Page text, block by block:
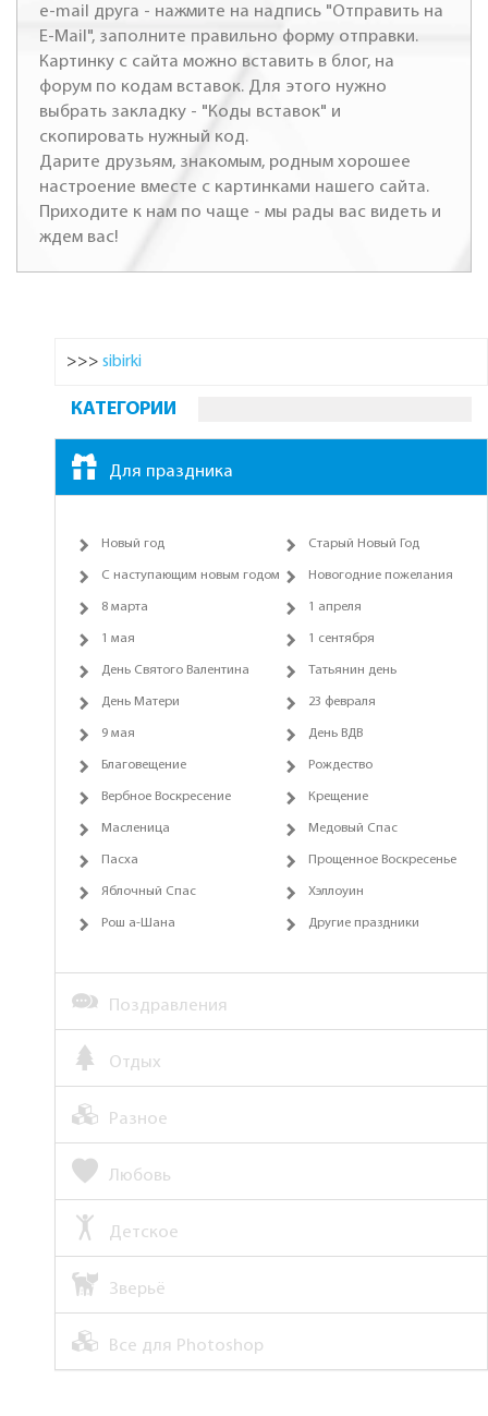
e-mail друга - нажмите на надпись "Отправить на
E-Mail", заполните правильно форму отправки.
Картинку с сайта можно вставить в блог, на
форум по кодам вставок. Для этого нужно
выбрать закладку - "Коды вставок" и
скопировать нужный код.
Дарите друзьям, знакомым, родным хорошее
настроение вместе с картинками нашего сайта.
Приходите к нам по чаще - мы рады вас видеть и
ждем вас!
>>> sibirki
КАТЕГОРИИ
Для праздника
Новый год Старый Новый Год
С наступающим новым годом Новогодние пожелания
8 марта 1 апреля
1 мая 1 сентября
День Святого Валентина Татьянин день
День Матери 23 февраля
9 мая День ВДВ
Благовещение Рождество
Вербное Воскресение Крещение
Масленица Медовый Спас
Пасха Прощенное Воскресенье
Яблочный Спас Хэллоуин
Рош а-Шана Другие праздники
Поздравления
Отдых
Разное
Любовь
Детское
Зверьё
Все для Photoshop